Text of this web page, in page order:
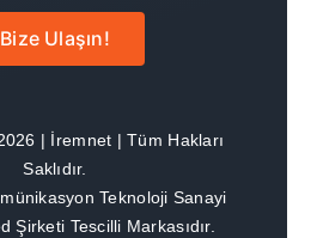
Bize Ulaşın!
| İremnet | Tüm Hakları
Saklıdır.
Teknoloji Sanayi
Şirketi Tescilli Markasıdır.